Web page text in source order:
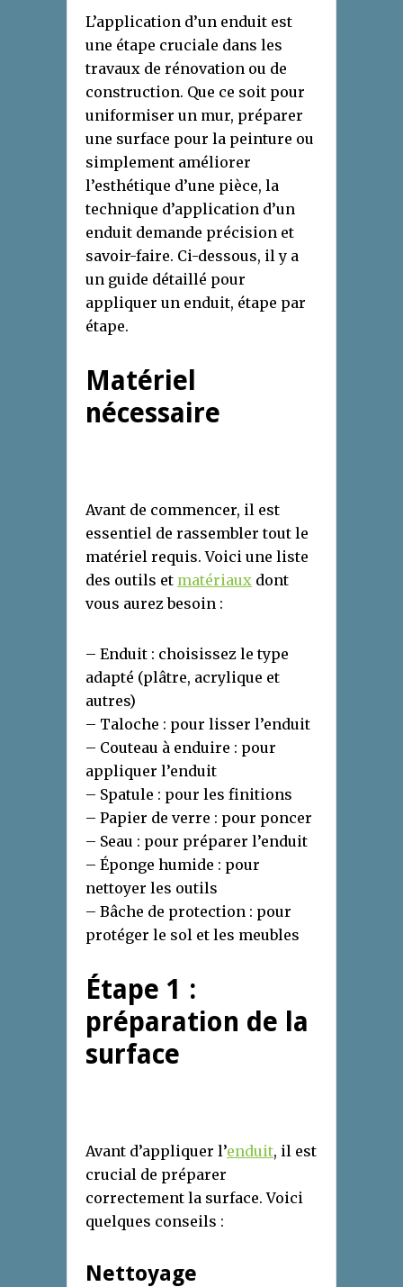
L’application d’un enduit est
une étape cruciale dans les
travaux de rénovation ou de
construction. Que ce soit pour
uniformiser un mur, préparer
une surface pour la peinture ou
simplement améliorer
l’esthétique d’une pièce, la
technique d’application d’un
enduit demande précision et
savoir-faire. Ci-dessous, il y a
un guide détaillé pour
appliquer un enduit, étape par
étape.
Matériel
nécessaire
Avant de commencer, il est
essentiel de rassembler tout le
matériel requis. Voici une liste
des outils et matériaux dont
vous aurez besoin :
– Enduit : choisissez le type
adapté (plâtre, acrylique et
autres)
– Taloche : pour lisser l’enduit
– Couteau à enduire : pour
appliquer l’enduit
– Spatule : pour les finitions
– Papier de verre : pour poncer
– Seau : pour préparer l’enduit
– Éponge humide : pour
nettoyer les outils
– Bâche de protection : pour
protéger le sol et les meubles
Étape 1 :
préparation de la
surface
Avant d’appliquer l’enduit, il est
crucial de préparer
correctement la surface. Voici
quelques conseils :
Nettoyage